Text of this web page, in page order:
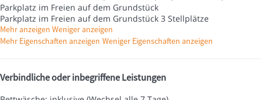
Parkplatz im Freien auf dem Grundstück
Parkplatz im Freien auf dem Grundstück 3 Stellplätze
Mehr anzeigen Weniger anzeigen
Mehr Eigenschaften anzeigen Weniger Eigenschaften anzeigen
Verbindliche oder inbegriffene Leistungen